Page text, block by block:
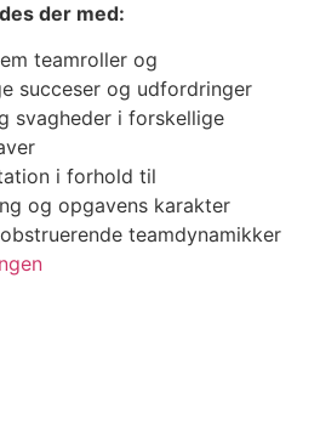
der med:
teamroller og
succeser og udfordringer
svagheder i forskellige
i forhold til
og opgavens karakter
teamdynamikker